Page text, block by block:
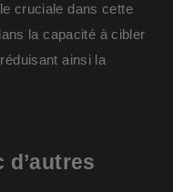
cruciale dans cette
la capacité à cibler
ainsi la
d’autres